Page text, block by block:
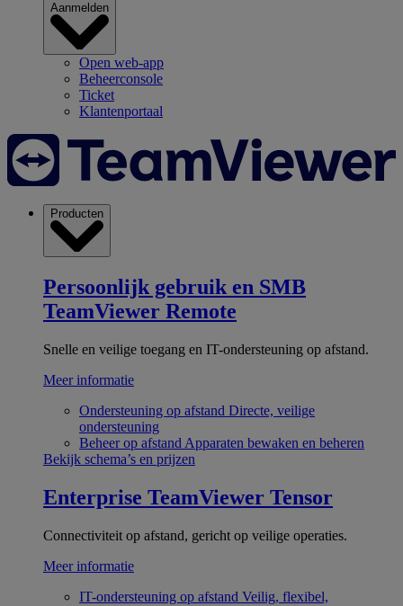
Aanmelden
Open web-app
Beheerconsole
Ticket
Klantenportaal
Producten
Persoonlijk gebruik en SMB
TeamViewer Remote
Snelle en veilige toegang en IT-ondersteuning op afstand.
Meer informatie
Ondersteuning op afstand Directe, veilige
ondersteuning
Beheer op afstand Apparaten bewaken en beheren
Bekijk schema’s en prijzen
Enterprise TeamViewer Tensor
Connectiviteit op afstand, gericht op veilige operaties.
Meer informatie
IT-ondersteuning op afstand Veilig, flexibel,